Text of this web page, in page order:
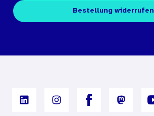
Kontakt
Fachpublikationen
Digitales Archiv
Bestellung widerrufen